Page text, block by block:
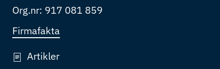
Org.nr: 917 081 859
Firmafakta
Artikler